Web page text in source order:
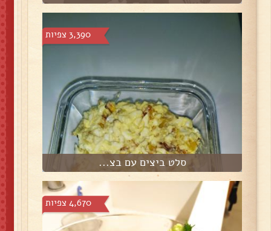
3,390 צפיות
סלט ביצים עם בצ...
4,670 צפיות